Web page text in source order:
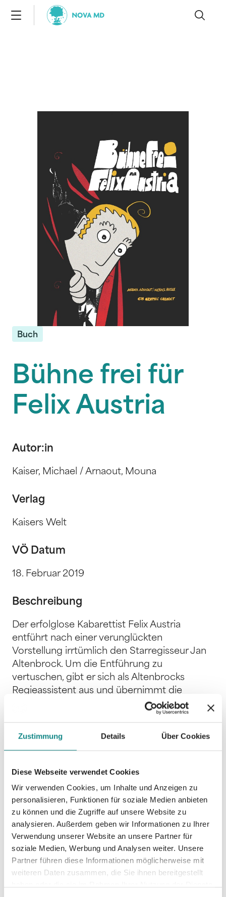
Zustimmung Details Über Cookies
Diese Webseite verwendet Cookies
Wir verwenden Cookies, um Inhalte und Anzeigen zu
personalisieren, Funktionen für soziale Medien anbieten
zu können und die Zugriffe auf unsere Website zu
analysieren. Außerdem geben wir Informationen zu Ihrer
Verwendung unserer Website an unsere Partner für
soziale Medien, Werbung und Analysen weiter. Unsere
Partner führen diese Informationen möglicherweise mit
weiteren Daten zusammen, die Sie ihnen bereitgestellt
Buch
Bühne frei für
Felix Austria
Autor:in
Kaiser, Michael / Arnaout, Mouna
Verlag
Kaisers Welt
VÖ Datum
18. Februar 2019
Beschreibung
Der erfolglose Kabarettist Felix Austria
entführt nach einer verunglückten
Vorstellung irrtümlich den Starregisseur Jan
Altenbrock. Um die Entführung zu
vertuschen, gibt er sich als Altenbrocks
Regieassistent aus und übernimmt die
Leitung von Proben an der Wiener
Staatsoper. Das Chaos lässt nicht lange auf
sich warten. Ein Graphic Cabaret, rasant
erzählt, dynamisch gezeichnet, stets
Informationen